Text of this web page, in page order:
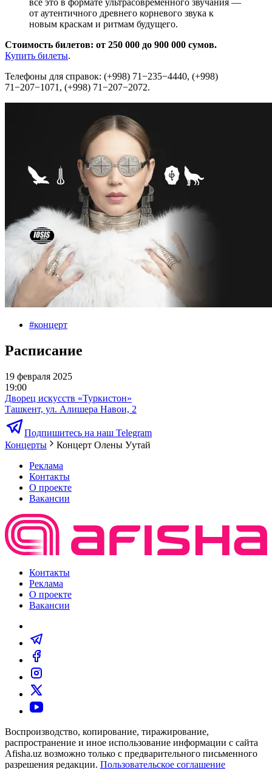
всё это в формате ультрасовременного звучания —
от аутентичного древнего корневого звука к
новым краскам и ритмам будущего.
Стоимость билетов: от 250 000 до 900 000 сумов.
Купить билеты.
Телефоны для справок: (+998) 71−235−4440, (+998)
71−207−1071, (+998) 71−207−2072.
#концерт
Расписание
19 февраля 2025
19:00
Дворец искусств «Туркистон»
Ташкент, ул. Алишера Навои, 2
Подпишитесь на наш Telegram
Концерты
Концерт Олены Уутай
Реклама
Контакты
О проекте
Вакансии
Контакты
Реклама
О проекте
Вакансии
Воспроизводство, копирование, тиражирование,
распространение и иное использование информации с сайта
Afisha.uz возможно только с предварительного письменного
разрешения редакции. Пользовательское соглашение